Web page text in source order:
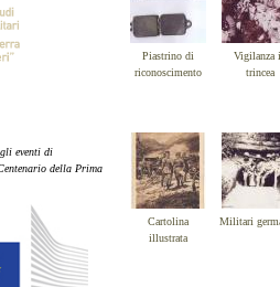
eventi di
della Prima
Piastrino di
riconoscimento
Vigilanza
trincea
Cartolina
illustrata
Militari